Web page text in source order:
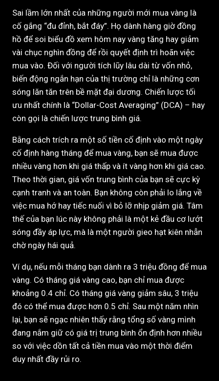
Sai lầm lớn nhất của những người mới mua vàng là
cố gắng “đu đỉnh, bắt đáy”. Họ dành hàng giờ đồng
hồ để soi biểu đồ xem hôm nay vàng tăng hay giảm
vài chục nghìn đồng để rồi quyết định trì hoãn việc
mua vào. Đối với người tích lũy lâu dài từ vốn nhỏ,
biến động ngắn hạn của thị trường chỉ là những cơn
sóng lăn tăn trên bề mặt đại dương. Chiến lược tối
ưu nhất chính là “Dollar-Cost Averaging” (DCA) – hay
còn gọi là chiến lược trung bình giá.
Bằng cách trích ra một số tiền cố định vào một ngày
cố định hàng tháng để mua vàng, bạn sẽ mua được
nhiều vàng hơn khi giá thấp và ít vàng hơn khi giá cao.
Theo thời gian, giá vốn trung bình của bạn sẽ cực kỳ
cạnh tranh và an toàn. Bạn không còn phải lo lắng về
việc mua hớ hay tiếc nuối vì bỏ lỡ nhịp giảm giá. Tâm
thế của bạn lúc này không phải là một kẻ đầu cơ lướt
sóng đầy áp lực, mà là một người gieo hạt kiên nhẫn
chờ ngày hái quả.
Ví dụ, nếu mỗi tháng bạn dành ra 3 triệu đồng để mua
vàng. Có tháng giá vàng cao, bạn chỉ mua được
khoảng 0.4 chỉ. Có tháng giá vàng giảm sâu, 3 triệu
đó có thể mua được hơn 0.5 chỉ. Sau một năm nhìn
lại, bạn sẽ ngạc nhiên thấy rằng tổng số vàng mình
đang nắm giữ có giá trị trung bình ổn định hơn nhiều
so với việc dồn tất cả tiền mua vào một thời điểm
duy nhất đầy rủi ro.